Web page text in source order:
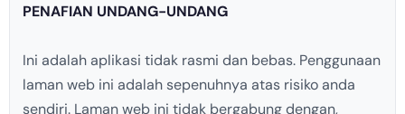
PENAFIAN UNDANG-UNDANG
Ini adalah aplikasi tidak rasmi dan bebas. Penggunaan
laman web ini adalah sepenuhnya atas risiko anda
sendiri. Laman web ini tidak bergabung dengan,